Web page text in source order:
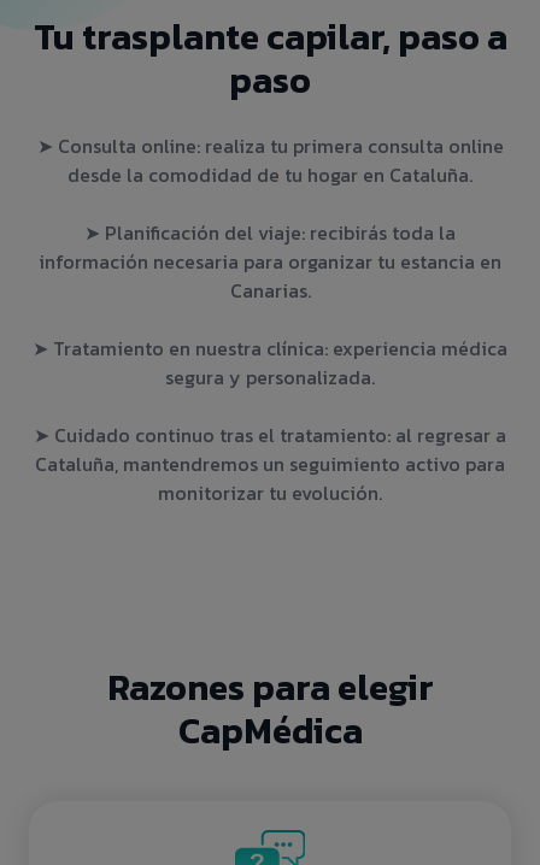
Tu trasplante capilar, paso a
paso
➤ Consulta online: realiza tu primera consulta online
desde la comodidad de tu hogar en Cataluña.
➤ Planificación del viaje: recibirás toda la
información necesaria para organizar tu estancia en
Canarias.
➤ Tratamiento en nuestra clínica: experiencia médica
segura y personalizada.
➤ Cuidado continuo tras el tratamiento: al regresar a
Cataluña, mantendremos un seguimiento activo para
monitorizar tu evolución.
Razones para elegir
CapMédica